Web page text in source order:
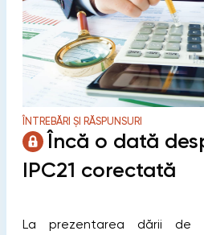
ÎNTREBĂRI ȘI RĂSPUNSURI
Încă o dată
IPC21 corectată
La prezentarea dării de